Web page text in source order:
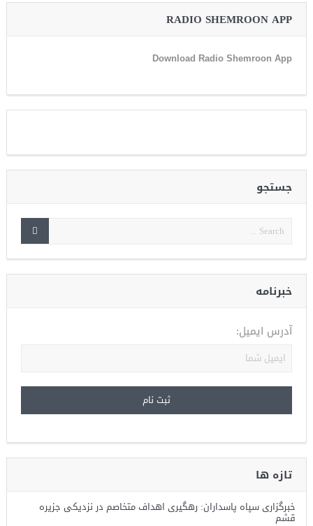
RADIO SHEMROON APP
Download Radio Shemroon App
جستجو
خبرنامه
آدرس ایمیل:
تازه ها
خبرگزاری سپاه پاسداران: رهگیری اهداف متخاصم در نزدیکی جزیره
قشم